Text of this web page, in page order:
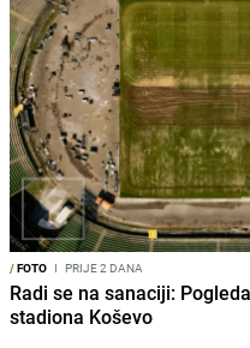
/FOTO I PRIJE 2 DANA
Radi se na sanaciji:
stadiona Koševo